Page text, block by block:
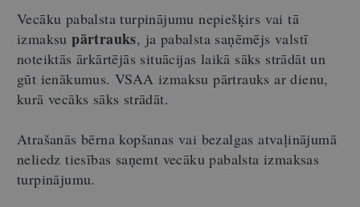
Vecāku pabalsta turpinājumu nepiešķirs vai tā
izmaksu pārtrauks, ja pabalsta saņēmējs valstī
noteiktās ārkārtējās situācijas laikā sāks strādāt un
gūt ienākumus. VSAA izmaksu pārtrauks ar dienu,
kurā vecāks sāks strādāt.
Atrašanās bērna kopšanas vai bezalgas atvaļinājumā
neliedz tiesības saņemt vecāku pabalsta izmaksas
turpinājumu.